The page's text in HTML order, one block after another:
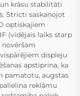
krāsu stabilitāti
Stricti saskaņojot
optiskajiem
(vidējais laiks starp
displeju
apstiprina, ka
pamatotu, augstas
reklāmu